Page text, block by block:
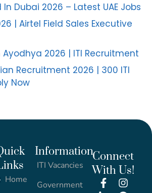
Dubai 2026 – Latest UAE Jobs
| Airtel Field Sales Executive
Ayodhya 2026 | ITI Recruitment
Recruitment 2026 | 300 ITI
Now
Home
Information
ITI Vacancies
Government
Connect
With Us!